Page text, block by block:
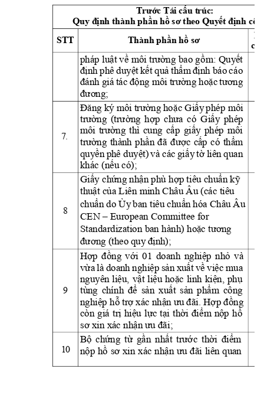
Trước Tái cấu trúc:
Quy định thành phần hồ sơ theo Quyết định cô
STT Thành phần hồ sơ chí
pháp luật về môi trường bao gồm: Quyết
định phê duyệtkếtquả thẩmđịnh báo cáo
đánh giá tác động môi trường hoặctương
đương;
7.
Đăng ký môi trường hoặc Giấyphép môi
trường (trường hợp chưa có Giấy phép
môi trường thì cung cấp giấy phép môi
trường thành phần đã được cấp có thẩm
quyền phê duyệt)và các giấytờ liênquan
khác (nếu có);
8
Giấy chứng nhận phù hợp tiêu chuẩn kỹ
thuật của Liên minh Châu Âu (các tiêu
chuẩn do Ủyban tiêu chuẩn hóa Châu Âu
CEN – European Committee for
Standardization ban hành) hoặc tương
đương (theoquyđịnh);
9
Hợp đồng với 01 doanh nghiệp nhỏ và
vừalàdoanhnghiệp sản xuất về việc mua
nguyên liệu, vật liệu hoặc linh kiện, phụ
tùng chính để sản xuất sản phẩm công
nghiệp hỗ trợ xác nhận ưu đãi. Hợp đồng
còn giá trị hiệu lực tại thời điểm nộp hồ
sơ xin xác nhận ưu đãi;
10
Bộ chứng từ gần nhất trước thời điểm
nộp hồ sơ xin xác nhận ưu đãi liên quan